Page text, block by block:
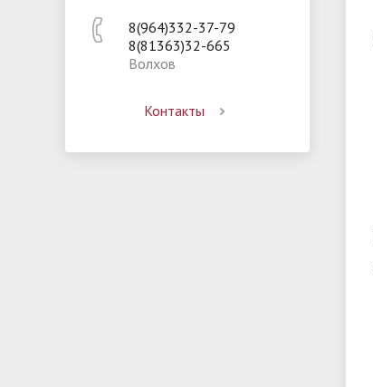
8(964)332-37-79
8(81363)32-665
Волхов
Контакты